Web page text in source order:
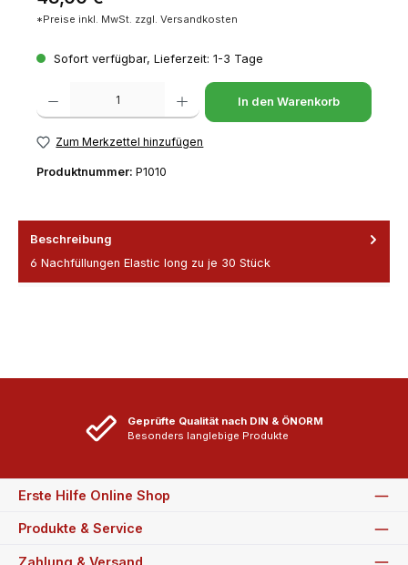
*Preise inkl. MwSt. zzgl. Versandkosten
Sofort verfügbar, Lieferzeit: 1-3 Tage
Produkt Anzahl: Gib den gewünschten Wert ein oder benutze die
In den Warenkorb
Zum Merkzettel hinzufügen
Produktnummer: P1010
Beschreibung
6 Nachfüllungen Elastic long zu je 30 Stück
Geprüfte Qualität nach DIN & ÖNORM
Besonders langlebige Produkte
Erste Hilfe Online Shop
Produkte & Service
Zahlung & Versand